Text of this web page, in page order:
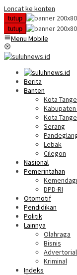
Loncat ke konten
tutup
tutup
Menu Mobile
Berita
Banten
Kota
Kota
Serang
Lebak
Cilegon
Nasional
Pemerintahan
DPD-RI
Otomotif
Pendidikan
Politik
Lainnya
Olahraga
Bisnis
Advertorial
Kriminal
Indeks